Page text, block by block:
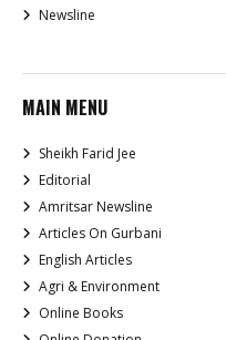
Newsline
MAIN MENU
Sheikh Farid Jee
Editorial
Amritsar Newsline
Articles On Gurbani
English Articles
Agri & Environment
Online Books